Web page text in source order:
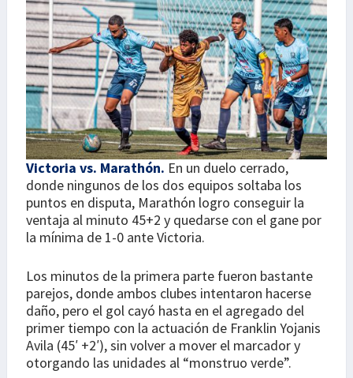
Victoria vs. Marathón. En un duelo cerrado,
donde ningunos de los dos equipos soltaba los
puntos en disputa, Marathón logro conseguir la
ventaja al minuto 45+2 y quedarse con el gane por
la mínima de 1-0 ante Victoria.
Los minutos de la primera parte fueron bastante
parejos, donde ambos clubes intentaron hacerse
daño, pero el gol cayó hasta en el agregado del
primer tiempo con la actuación de Franklin Yojanis
Avila (45′ +2′), sin volver a mover el marcador y
otorgando las unidades al “monstruo verde”.